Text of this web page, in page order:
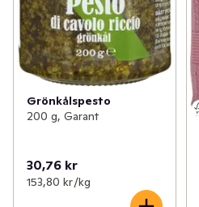
Grönkålspesto
200 g, Garant
30,76 kr
153,80 kr /kg